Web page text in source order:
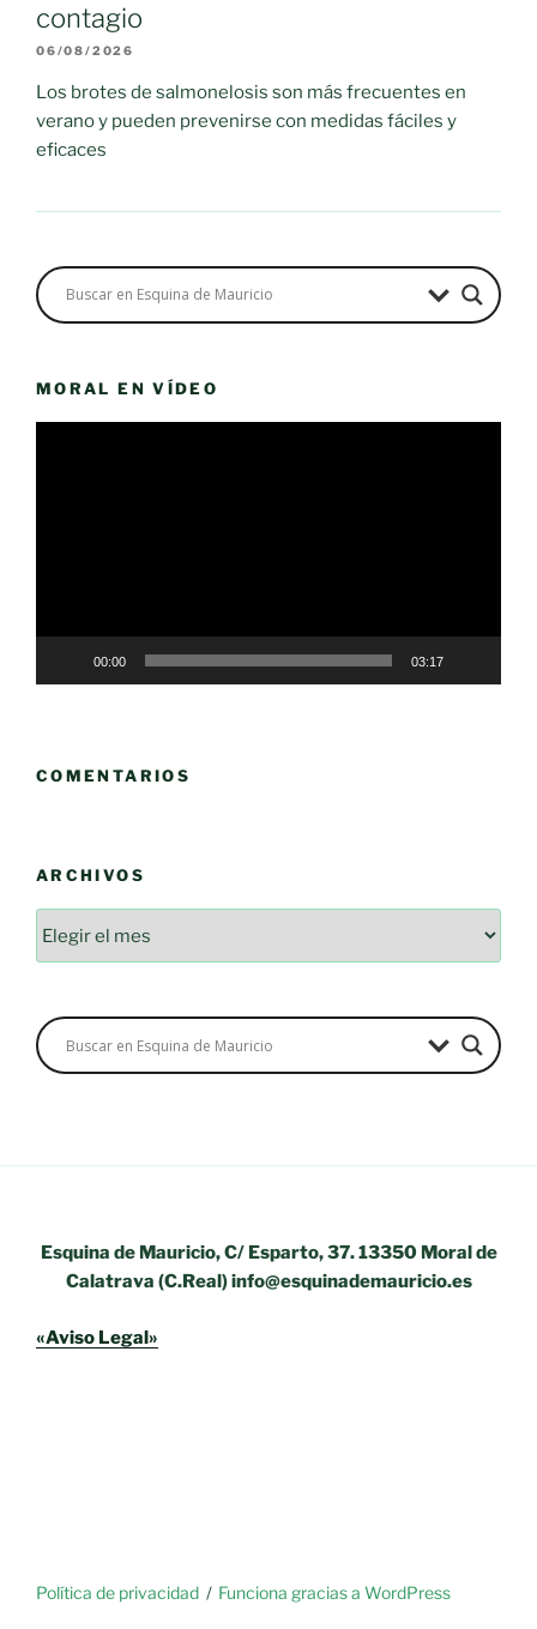
contagio
06/08/2026
Los brotes de salmonelosis son más frecuentes en
verano y pueden prevenirse con medidas fáciles y
eficaces
MORAL EN VÍDEO
00:00 03:17
COMENTARIOS
ARCHIVOS
Esquina de Mauricio, C/ Esparto, 37. 13350 Moral de
Calatrava (C.Real) info@esquinademauricio.es
«Aviso Legal»
Política de privacidad Funciona gracias a WordPress